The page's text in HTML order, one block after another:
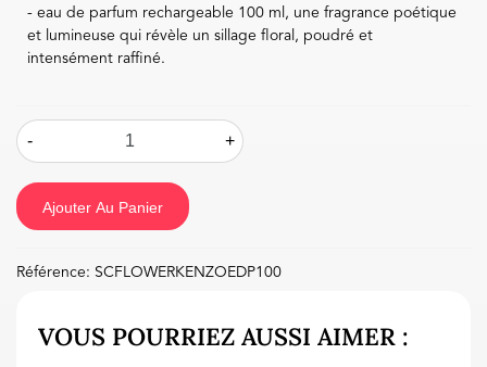
(3 avis)
- eau de parfum rechargeable 100 ml, une fragrance poétique
et lumineuse qui révèle un sillage floral, poudré et
intensément raffiné.
- +
Ajouter Au Panier
Référence: SCFLOWERKENZOEDP100
VOUS POURRIEZ AUSSI AIMER :